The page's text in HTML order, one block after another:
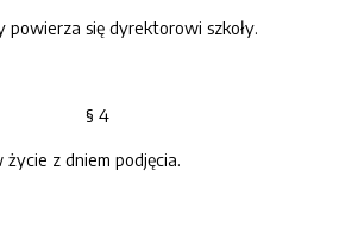
powierza się dyrektorowi szkoły.
§ 4
z dniem podjęcia.